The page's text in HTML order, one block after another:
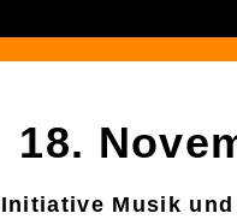
18.
Initiative Musik